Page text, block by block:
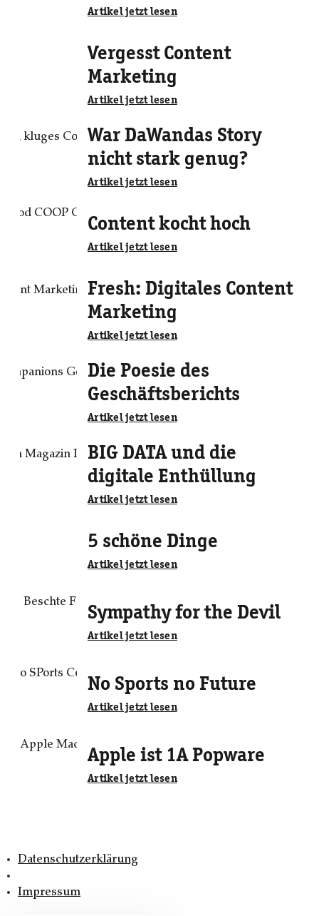
Artikel jetzt lesen
Vergesst Content
Marketing
Artikel jetzt lesen
War DaWandas Story
nicht stark genug?
Artikel jetzt lesen
Content kocht hoch
Artikel jetzt lesen
Fresh: Digitales Content
Marketing
Artikel jetzt lesen
Die Poesie des
Geschäftsberichts
Artikel jetzt lesen
BIG DATA und die
digitale Enthüllung
Artikel jetzt lesen
5 schöne Dinge
Artikel jetzt lesen
Sympathy for the Devil
Artikel jetzt lesen
No Sports no Future
Artikel jetzt lesen
Apple ist 1A Popware
Artikel jetzt lesen
Datenschutzerklärung
Impressum